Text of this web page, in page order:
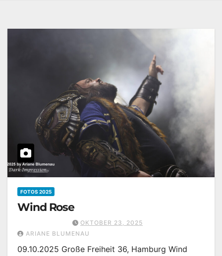
FOTOS 2025
Wind Rose
OKTOBER 23, 2025
ARIANE BLUMENAU
09.10.2025 Große Freiheit 36, Hamburg Wind